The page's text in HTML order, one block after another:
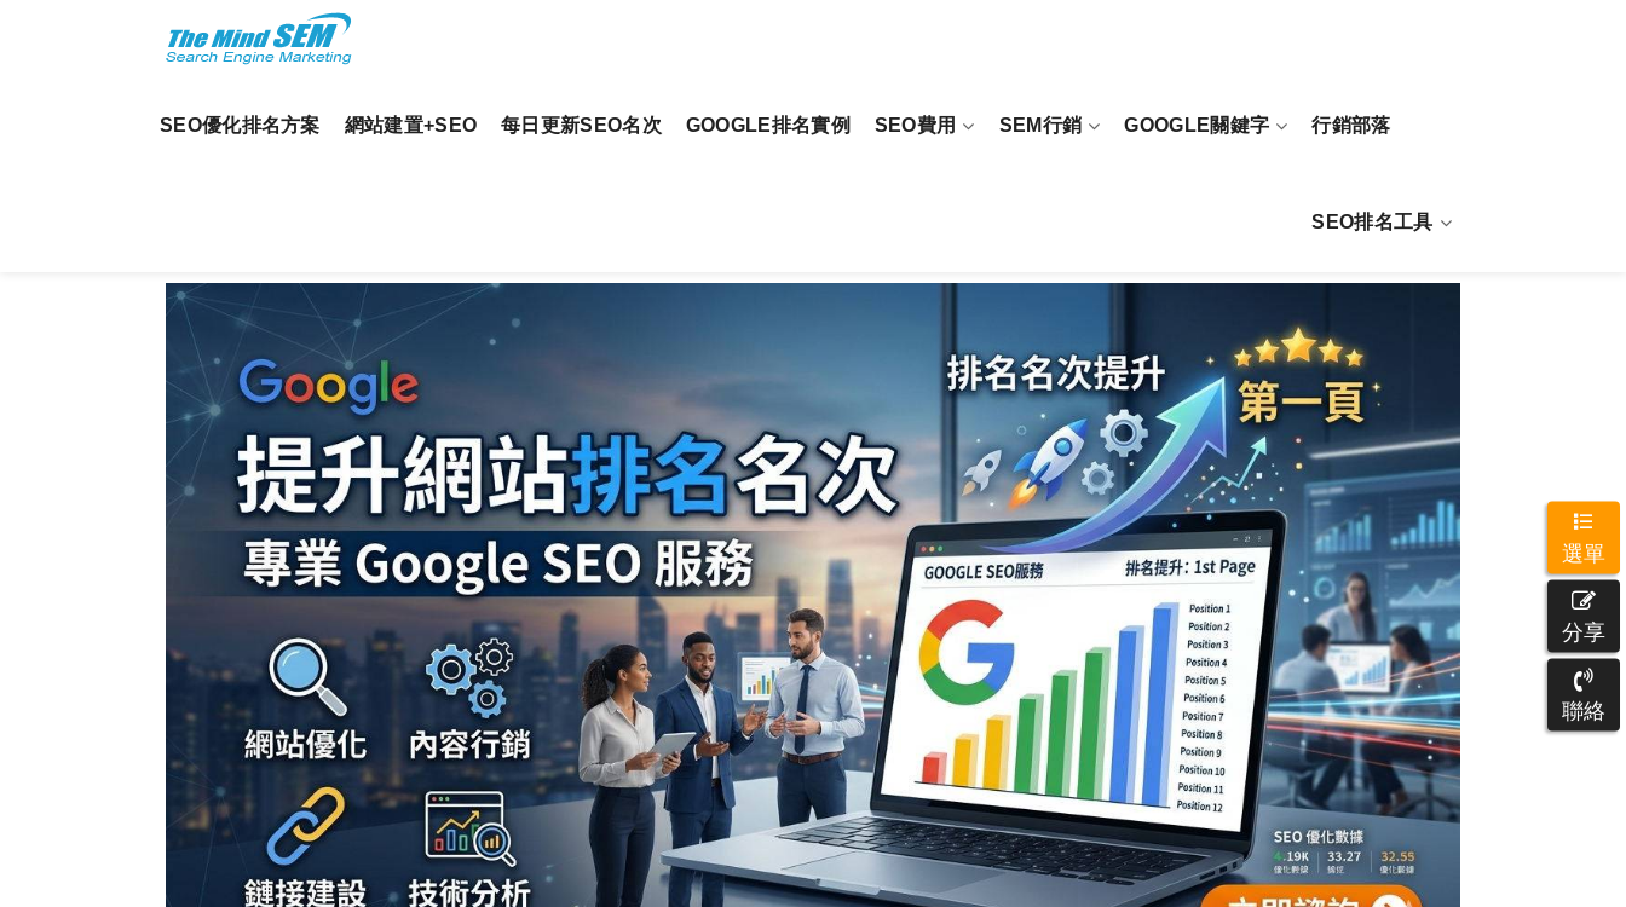
SEO優化排名方案 網站建置+SEO 每日更新SEO名次 GOOGLE排名實例 SEO費用 SEM行銷 GOOGLE關鍵字 行銷部落
SEO排名工具
選單
分享
聯絡